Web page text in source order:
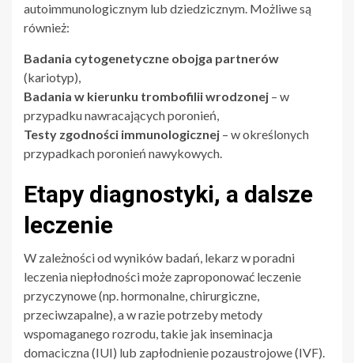
autoimmunologicznym lub dziedzicznym. Możliwe są
również:
Badania cytogenetyczne obojga partnerów
(kariotyp),
Badania w kierunku trombofilii wrodzonej – w
przypadku nawracających poronień,
Testy zgodności immunologicznej – w określonych
przypadkach poronień nawykowych.
Etapy diagnostyki, a dalsze
leczenie
W zależności od wyników badań, lekarz w poradni
leczenia niepłodności może zaproponować leczenie
przyczynowe (np. hormonalne, chirurgiczne,
przeciwzapalne), a w razie potrzeby metody
wspomaganego rozrodu, takie jak inseminacja
domaciczna (IUI) lub zapłodnienie pozaustrojowe (IVF).